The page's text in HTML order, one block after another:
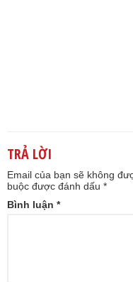
TRẢ LỜI
Email của bạn sẽ không
buộc được đánh dấu *
Bình luận *